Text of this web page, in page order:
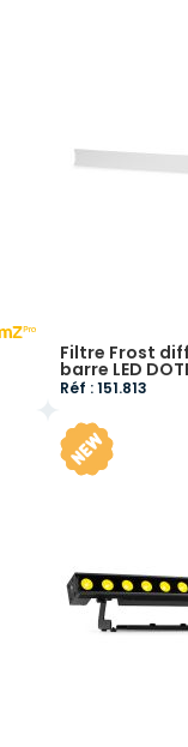
Filtre Frost
barre LED
Réf : 151.813